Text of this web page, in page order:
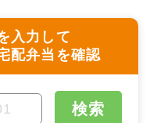
入力して
配弁当を確認
検索